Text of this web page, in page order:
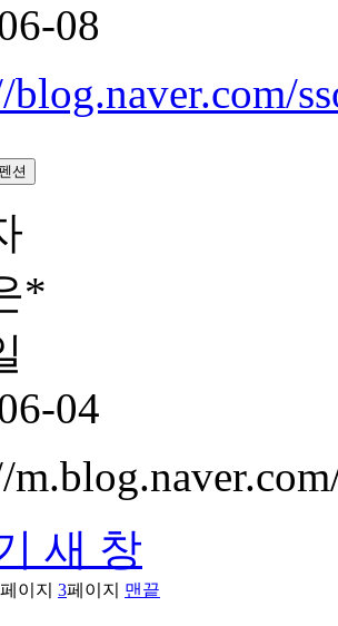
08
blog.naver.com/
션
*
04
새 창
페이지 3페이지 맨끝